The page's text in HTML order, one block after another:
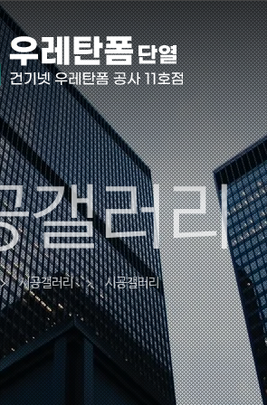
갤러리
시공갤러리 chevron_right 시공갤러리